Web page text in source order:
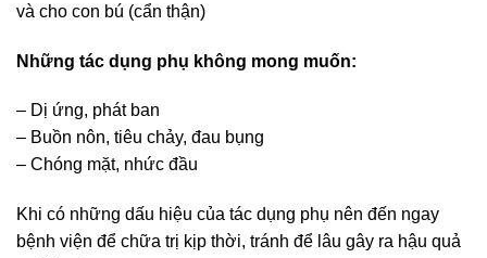
và cho con bú (cẩn thận)
Những tác dụng phụ không mong muốn:
– Dị ứng, phát ban
– Buồn nôn, tiêu chảy, đau bụng
– Chóng mặt, nhức đầu
Khi có những dấu hiệu của tác dụng phụ nên đến ngay
bệnh viện để chữa trị kịp thời, tránh để lâu gây ra hậu quả